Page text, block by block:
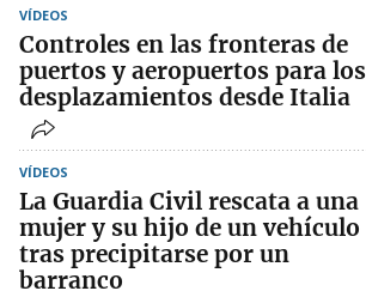
VÍDEOS
Controles en las fronteras de
puertos y aeropuertos para los
desplazamientos desde Italia
VÍDEOS
La Guardia Civil rescata a una
mujer y su hijo de un vehículo
tras precipitarse por un
barranco